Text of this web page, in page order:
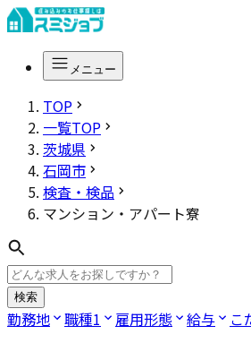
メニュー
TOP
一覧TOP
茨城県
石岡市
検査・検品
マンション・アパート寮
検索
勤務地 職種1 雇用形態 給与 こ